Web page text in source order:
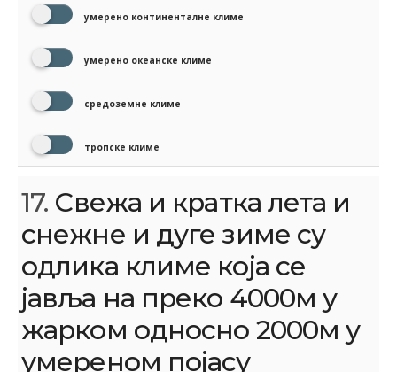
умерено континенталне климе
умерено океанске климе
средоземне климе
тропске климе
17. Свежа и кратка лета и
снежне и дуге зиме су
одлика климе која се
јавља на преко 4000м у
жарком односно 2000м у
умереном појасу